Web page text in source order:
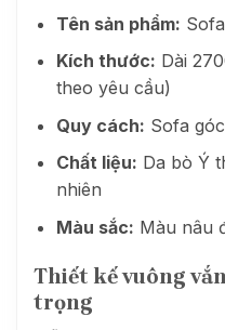
Tên sản phẩm:
Kích thước: Dài
theo yêu cầu)
Quy cách: Sofa
Chất liệu: Da bò Ý
nhiên
Màu sắc: Màu nâu
Thiết kế vuông
trọng